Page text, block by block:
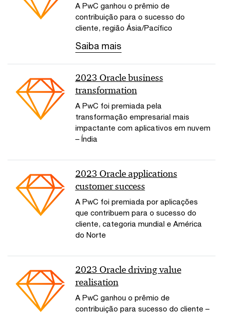
A PwC ganhou o prêmio de
contribuição para o sucesso do
cliente, região Ásia/Pacífico
Saiba mais
2023 Oracle business
transformation
A PwC foi premiada pela
transformação empresarial mais
impactante com aplicativos em nuvem
– Índia
2023 Oracle applications
customer success
A PwC foi premiada por aplicações
que contribuem para o sucesso do
cliente, categoria mundial e América
do Norte
2023 Oracle driving value
realisation
A PwC ganhou o prêmio de
contribuição para sucesso do cliente –